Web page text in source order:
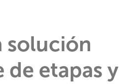
solución
etapas y